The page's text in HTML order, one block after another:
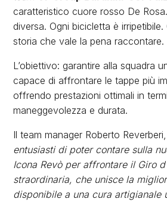
caratteristico cuore rosso De
diversa. Ogni bicicletta è
storia che vale la pena raccontare.
L’obiettivo: garantire alla squadra
capace di affrontare le tappe più
offrendo prestazioni ottimali in
maneggevolezza e durata.
Il team manager Roberto
entusiasti di poter contare sulla
Icona Revò per affrontare il Giro
straordinaria, che unisce la
disponibile a una cura artigianale